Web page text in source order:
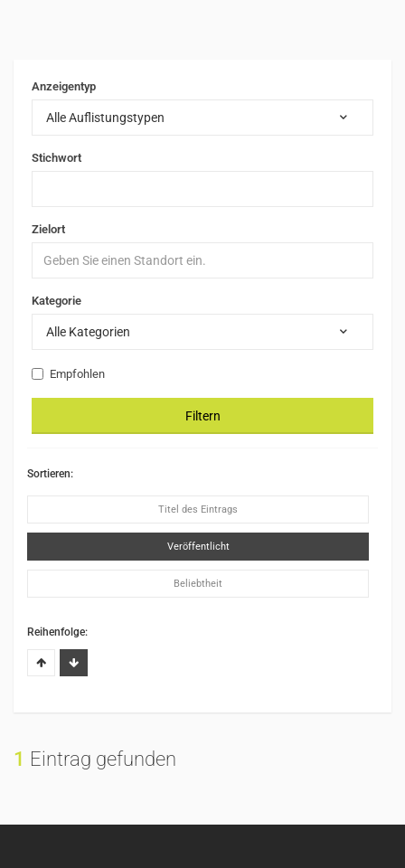
Anzeigentyp
Alle Auflistungstypen
Stichwort
Zielort
Kategorie
Alle Kategorien
Empfohlen
Filtern
Sortieren:
Titel des Eintrags
Veröffentlicht
Beliebtheit
Reihenfolge:
1 Eintrag gefunden